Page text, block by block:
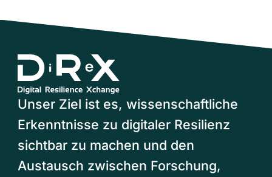
Unser Ziel ist es, wissenschaftliche
Erkenntnisse zu digitaler Resilienz
sichtbar zu machen und den
Austausch zwischen Forschung,